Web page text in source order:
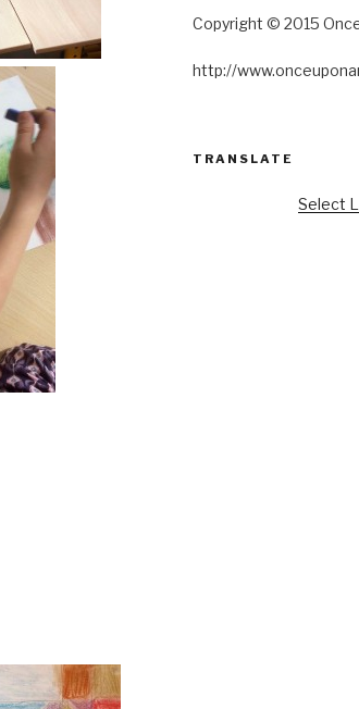
Copyright © 2015
http://
TRANSLATE
Select